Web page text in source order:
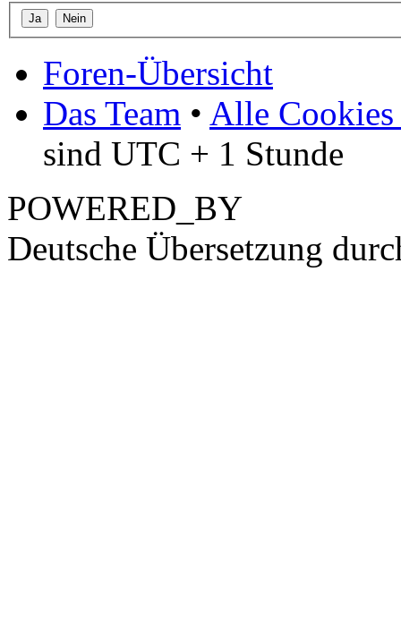
Foren-Übersicht
Das Team • Alle Cookies
sind UTC + 1 Stunde
POWERED_BY
Deutsche Übersetzung